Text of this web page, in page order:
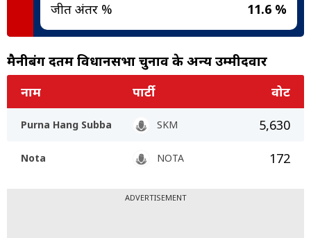
जीत अंतर % 11.6 %
मैनीबंग देंतम विधानसभा चुनाव के अन्य उम्मीदवार
नाम पार्टी वोट
Purna Hang Subba SKM 5,630
Nota NOTA 172
ADVERTISEMENT